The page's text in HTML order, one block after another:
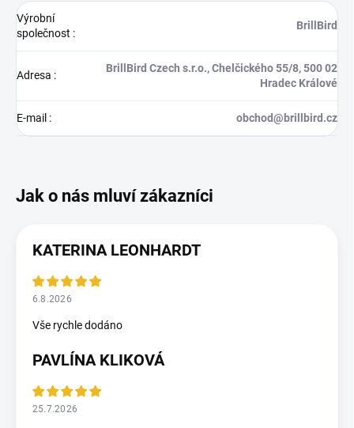
Výrobní
společnost :
BrillBird
Adresa :
BrillBird Czech s.r.o., Chelčického 55/8, 500 02
Hradec Králové
E-mail : obchod@brillbird.cz
KATERINA LEONHARDT
6.8.2026
Vše rychle dodáno
PAVLÍNA KLIKOVÁ
25.7.2026